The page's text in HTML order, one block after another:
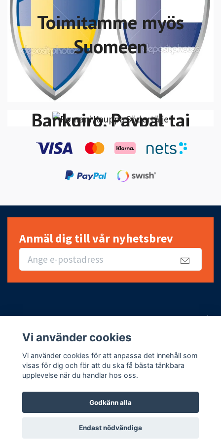
Toimitamme myös
Suomeen
Voit maksaa Swish,
VISA/MasterCard
Bankgiro, Paypal tai
Klarna Lasku-Maksa
30 päivän kuluessa
Anmäl dig till vår nyhetsbrev
Fotmeny
© 2026 Romani Kauppa Södertälje
Vi använder cookies
Vi använder cookies för att anpassa det innehåll som
visas för dig och för att du ska få bästa tänkbara
upplevelse när du handlar hos oss.
Godkänn alla
Endast nödvändiga